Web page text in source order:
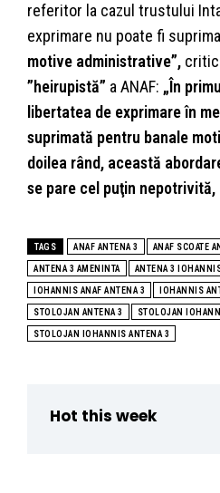
referitor la cazul trustului
exprimare nu poate fi
motive administrative”,
”heirupistă” a ANAF: „În
libertatea de exprimare în
suprimată pentru banale
doilea rând, această
se pare cel puţin
TAGS ANAF ANTENA 3 ANAF SCOATE
ANTENA 3 AMENINTA ANTENA 3
IOHANNIS ANAF ANTENA 3 IOHANNIS
STOLOJAN ANTENA 3 STOLOJAN
STOLOJAN IOHANNIS ANTENA 3
Hot this week